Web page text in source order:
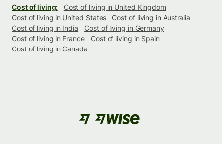
Cost of living:
Cost of living in United Kingdom
Cost of living in United States
Cost of living in Australia
Cost of living in India
Cost of living in Germany
Cost of living in France
Cost of living in Spain
Cost of living in Canada